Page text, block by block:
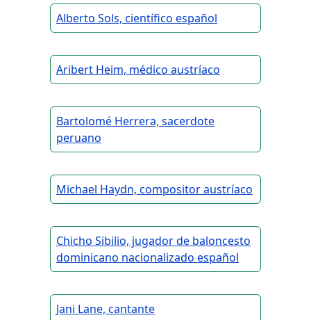
Alberto Sols, científico español
Aribert Heim, médico austríaco
Bartolomé Herrera, sacerdote
peruano
Michael Haydn, compositor austríaco
Chicho Sibilio, jugador de baloncesto
dominicano nacionalizado español
Jani Lane, cantante